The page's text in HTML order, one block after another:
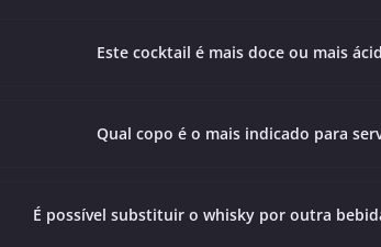
Este cocktail é mais doce ou mais
Qual copo é o mais indicado para
É possível substituir o whisky por outra